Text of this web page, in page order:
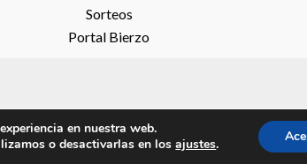
Sorteos
Portal Bierzo
| Proyecto desarrollado por Seohub
en nuestra web.
o desactivarlas en losajustes.